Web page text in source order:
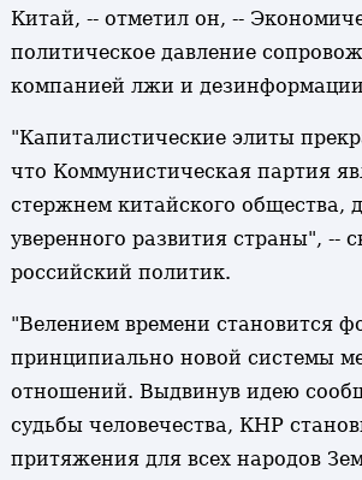
Китай, -- отметил он, --
политическое давление
компанией лжи и
"Капиталистические элиты
что Коммунистическая партия
стержнем китайского общества,
уверенного развития страны", --
российский политик.
"Велением времени становится
принципиально новой системы
отношений. Выдвинув идею
судьбы человечества, КНР
притяжения для всех народов